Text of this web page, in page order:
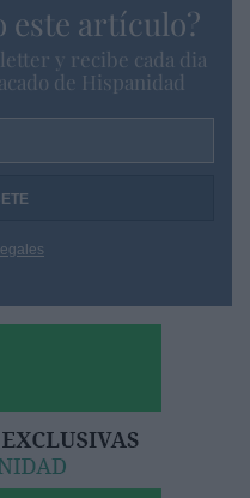
este artículo?
y recibe cada dia
de Hispanidad